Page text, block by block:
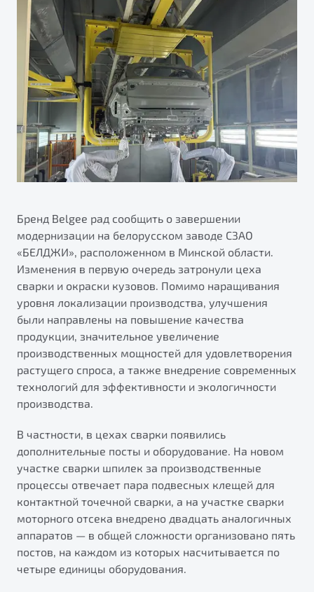
Яркий кроссовер
от 2 219 990 ₽*
Обзор В наличии
S50
Элегантный и практичный седан
от 1 699 990 ₽*
Обзор В наличии
X70
от 2 499 990 ₽*
Автокредит
Трейд-ин
Страхование
Расчет КАСКО
Узнайте о специальных выгодах при покупке
автомобиля Belgee
Подробно
Тест-драйв
Автокредит
Спецпредложения
ПОДДЕРЖКА
Гарантия Belgee
Belgee Линк
Belgee Клуб
Belgee Плюс
Реферальная программа
Клиентская поддержка
Будьте еще более уверены на дорогах с программой
"Помощь на дорогах"
Преимущества программы
Запись на сервис
Калькулятор ТО
Клиентская поддержка
О дилерском центре
Правовая информация
Бренд Belgee рад сообщить о завершении
модернизации на белорусском заводе СЗАО
«БЕЛДЖИ», расположенном в Минской области.
Изменения в первую очередь затронули цеха
сварки и окраски кузовов. Помимо наращивания
уровня локализации производства, улучшения
были направлены на повышение качества
продукции, значительное увеличение
производственных мощностей для удовлетворения
растущего спроса, а также внедрение современных
технологий для эффективности и экологичности
производства.
В частности, в цехах сварки появились
дополнительные посты и оборудование. На новом
участке сварки шпилек за производственные
процессы отвечает пара подвесных клещей для
контактной точечной сварки, а на участке сварки
моторного отсека внедрено двадцать аналогичных
аппаратов — в общей сложности организовано пять
постов, на каждом из которых насчитывается по
четыре единицы оборудования.